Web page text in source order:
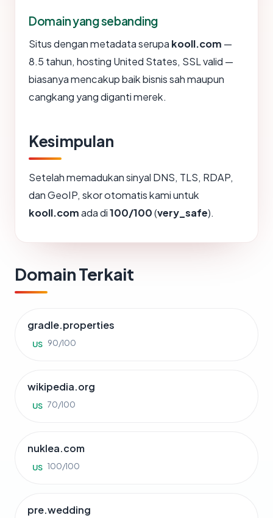
Domain yang sebanding
Situs dengan metadata serupa kooll.com —
8.5 tahun, hosting United States, SSL valid —
biasanya mencakup baik bisnis sah maupun
cangkang yang diganti merek.
Kesimpulan
Setelah memadukan sinyal DNS, TLS, RDAP,
dan GeoIP, skor otomatis kami untuk
kooll.comada di100/100(very_safe).
Domain Terkait
gradle.properties
US 90/100
wikipedia.org
US 70/100
nuklea.com
US 100/100
pre.wedding